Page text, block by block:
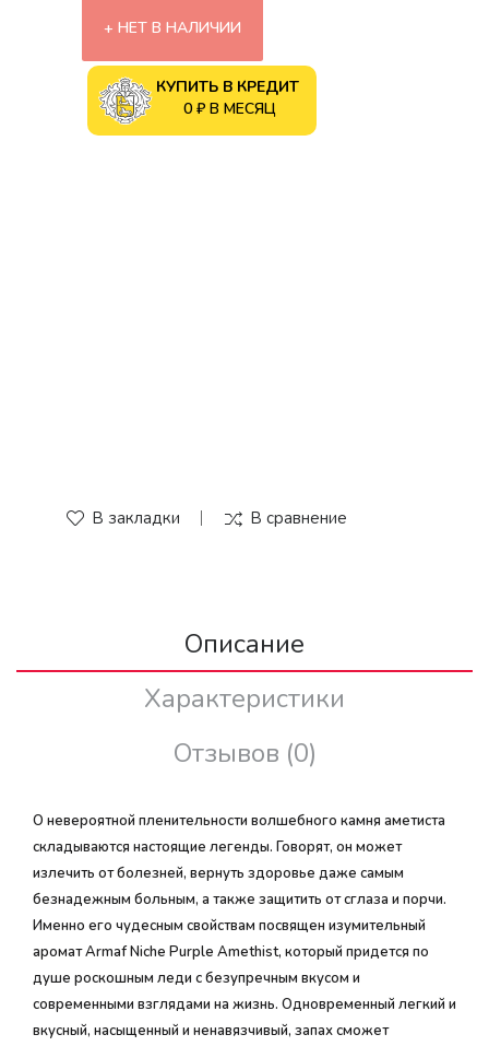
НЕТ В НАЛИЧИИ
КУПИТЬ В КРЕДИТ
0 ₽ В МЕСЯЦ
В закладки В сравнение
Описание
Характеристики
Отзывов (0)
О невероятной пленительности волшебного камня аметиста
складываются настоящие легенды. Говорят, он может
излечить от болезней, вернуть здоровье даже самым
безнадежным больным, а также защитить от сглаза и порчи.
Именно его чудесным свойствам посвящен изумительный
аромат Armaf Niche Purple Amethist, который придется по
душе роскошным леди с безупречным вкусом и
современными взглядами на жизнь. Одновременный легкий и
вкусный, насыщенный и ненавязчивый, запах сможет